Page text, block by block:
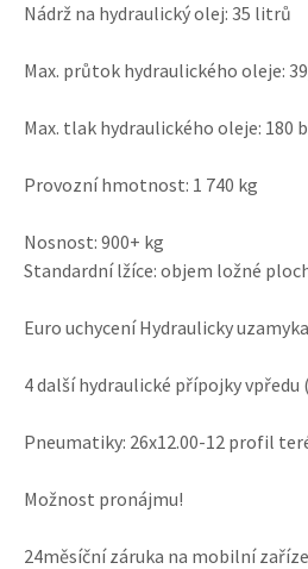
Nádrž na hydraulický olej: 35 litrů
Max. průtok hydraulického oleje:
Max. tlak hydraulického oleje: 180
Provozní hmotnost: 1 740 kg
Nosnost: 900+ kg
Standardní lžíce: objem ložné
Euro uchycení Hydraulicky
4 další hydraulické přípojky vpředu
Pneumatiky: 26x12.00-12 profil
Možnost pronájmu!
24měsíční záruka na mobilní